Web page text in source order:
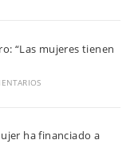
“Las mujeres tienen
ha financiado a